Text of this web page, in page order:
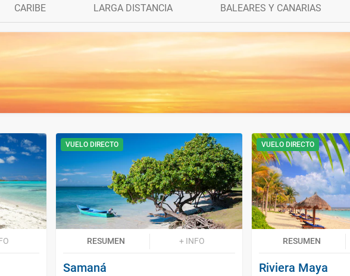
CARIBE LARGA DISTANCIA BALEARES Y CANARIAS
VUELO DIRECTO
RESUMEN + INFO
Samaná
VUELO DIRECTO
RESUMEN
Riviera Maya